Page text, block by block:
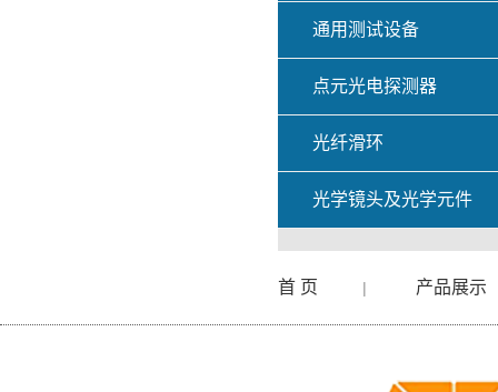
通用测试设备
点元光电探测器
光纤滑环
光学镜头及光学元件
首 页 | 产品展示